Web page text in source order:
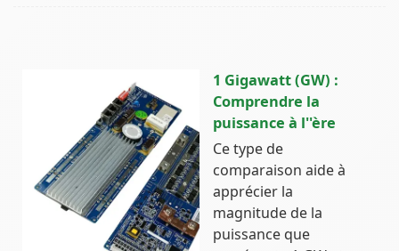
1 Gigawatt (GW) :
Comprendre la
puissance à l''ère
Ce type de
comparaison aide à
apprécier la
magnitude de la
puissance que